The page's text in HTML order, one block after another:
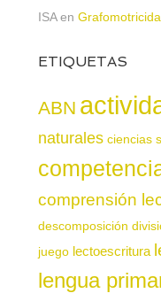
ISAen
ETIQUETAS
ABN
naturales ciencias
comprensión
descomposición
juego lectoescritura
lengua